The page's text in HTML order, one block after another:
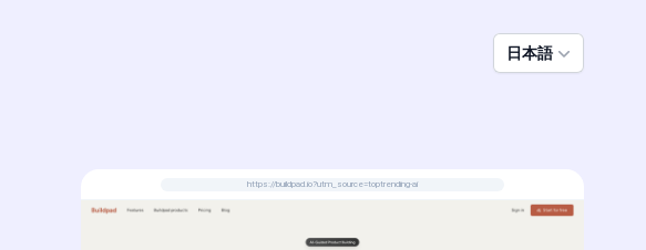
日本語
https://buildpad.io?utm_source=toptrending-ai